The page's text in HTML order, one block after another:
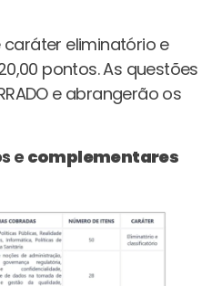
eliminatório e
pontos. As questões
e abrangerão os
e complementares